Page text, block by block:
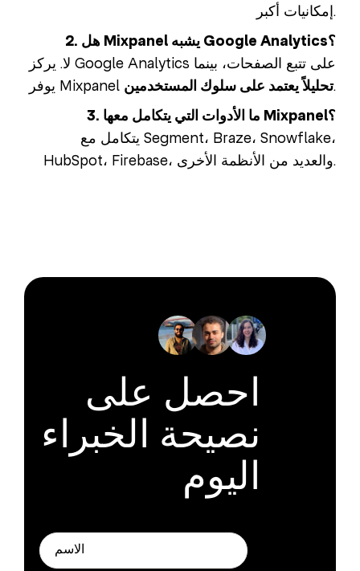
إمكانيات أكبر.
2. هل Mixpanel يشبه Google Analytics؟
لا. يركز Google Analytics على تتبع الصفحات، بينما
يوفر Mixpanel تحليلاً يعتمد على سلوك المستخدمين.
3. ما الأدوات التي يتكامل معها Mixpanel؟
يتكامل مع Segment، Braze، Snowflake،
HubSpot، Firebase، والعديد من الأنظمة الأخرى.
احصل على
نصيحة الخبراء
اليوم